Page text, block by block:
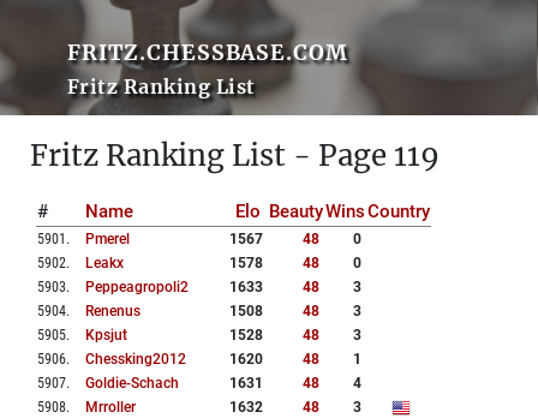
FRITZ.CHESSBASE.COM
Fritz Ranking List
Fritz Ranking List - Page 119
# Name Elo BeautyWinsCountry
5901 . Pmerel 1567 48
0
5902. Leakx 1578 48
0
5903. Peppeagropoli2 1633 48
3
5904. Renenus 1508 48
3
5905. Kpsjut 1528 48
3
5906. Chessking2012 1620 48
1
5907. Goldie-Schach 1631 48
4
5908. Mrroller 1632 48
3